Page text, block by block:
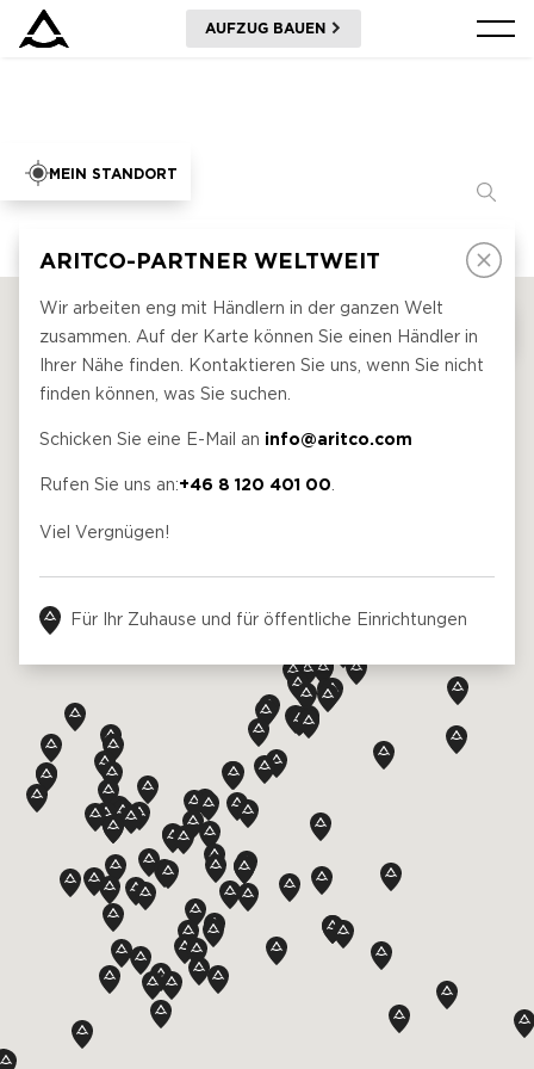
AUFZUG BAUEN
ÜBER ARITCO
FÜR FACHLEUTE
Bestellen Sie ein Digital HomeKit
Kontaktieren Sie uns
Kontaktieren Sie uns